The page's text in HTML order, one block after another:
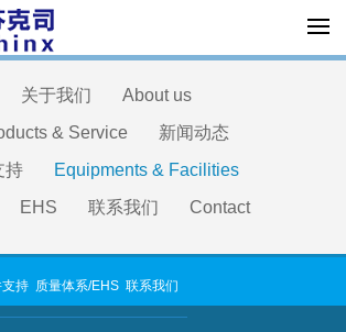
关于我们
About us
& Service
新闻动态
持
Equipments & Facilities
EHS 联系我们 Contact
持 质量体系/EHS 联系我们